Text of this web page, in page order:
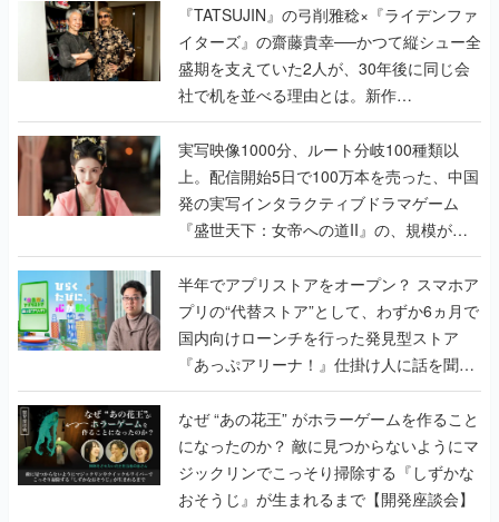
く
『TATSUJIN』の弓削雅稔×『ライデンファ
イターズ』の齋藤貴幸──かつて縦シュー全
盛期を支えていた2人が、30年後に同じ会
社で机を並べる理由とは。新作
『TATSUJIN EXTREME』で初タッグを組
んだレジェンド2人に訊く開発秘話
実写映像1000分、ルート分岐100種類以
上。配信開始5日で100万本を売った、中国
発の実写インタラクティブドラマゲーム
『盛世天下：女帝への道II』の、規模が違
うこだわりをプロデューサーに聞いた
半年でアプリストアをオープン？ スマホア
プリの“代替ストア”として、わずか6ヵ月で
国内向けローンチを行った発見型ストア
『あっぷアリーナ！』仕掛け人に話を聞い
てみた
なぜ “あの花王” がホラーゲームを作ること
になったのか？ 敵に見つからないようにマ
ジックリンでこっそり掃除する『しずかな
おそうじ』が生まれるまで【開発座談会】